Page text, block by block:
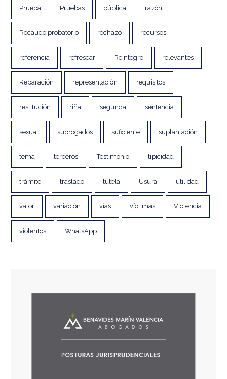
Prueba Pruebas pública razón
Recaudo probatorio rechazo recursos
referencia refrescar Reintegro relevantes
Reparación representación requisitos
restitución riña segunda sentencia
sexual subrogados suficiente suplantación
tema terceros Testimonio tipicidad
trámite traslado tutela Usura utilidad
valor variación vías víctimas Violencia
violentos WhatsApp